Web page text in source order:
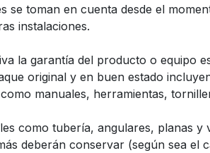
se toman en cuenta desde el
instalaciones.
la garantía del producto o equipo
original y en buen estado
manuales, herramientas,
como tubería, angulares, planas y
deberán conservar (según sea el